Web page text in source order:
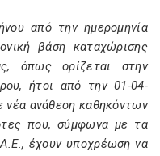
από την ημερομηνία
βάση καταχώρισης
όπως ορίζεται στην
ήτοι από την 01-04-
νέα ανάθεση καθηκόντων
που, σύμφωνα με τα
έχουν υποχρέωση να